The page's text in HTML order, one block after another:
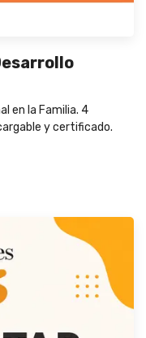
en la Familia. 4
y certificado.